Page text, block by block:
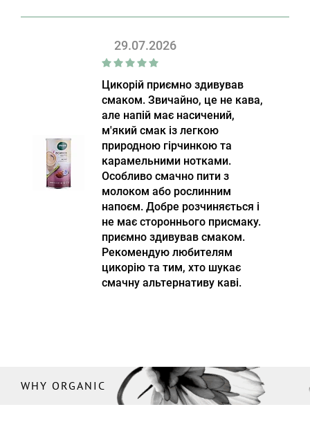
29.07.2026
Цикорій приємно здивував
смаком. Звичайно, це не кава,
але напій має насичений,
м'який смак із легкою
природною гірчинкою та
карамельними нотками.
Особливо смачно пити з
молоком або рослинним
напоєм. Добре розчиняється і
не має стороннього присмаку.
приємно здивував смаком.
Рекомендую любителям
цикорію та тим, хто шукає
смачну альтернативу каві.
WHY ORGANIC